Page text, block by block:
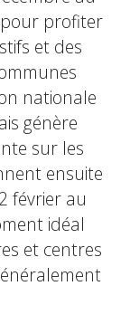
pour profiter
et des
nationale
génère
sur les
ensuite
février au
idéal
et centres